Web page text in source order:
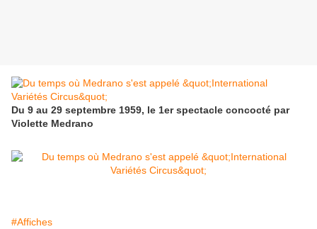
Du 9 au 29 septembre 1959, le 1er spectacle concocté par
Violette Medrano
#Affiches